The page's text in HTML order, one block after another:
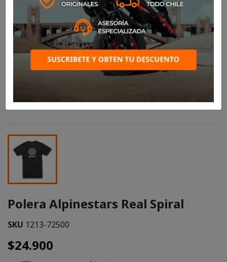
Polera Alpinestars Real Spiral
SKU 1213-72500
$24.900